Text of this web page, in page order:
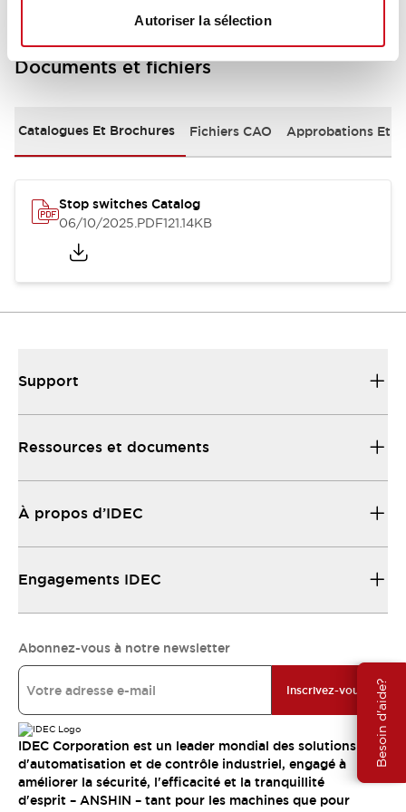
Autoriser la sélection
Besoin d'aide?
Documents et fichiers
Catalogues Et Brochures Fichiers CAO Approbations Et
Stop switches Catalog
06/10/2025.PDF121.14KB
Support
Ressources et documents
À propos d’IDEC
Engagements IDEC
Abonnez-vous à notre newsletter
Inscrivez-vous
IDEC Corporation est un leader mondial des solutions
d'automatisation et de contrôle industriel, engagé à
améliorer la sécurité, l'efficacité et la tranquillité
d'esprit – ANSHIN – tant pour les machines que pour